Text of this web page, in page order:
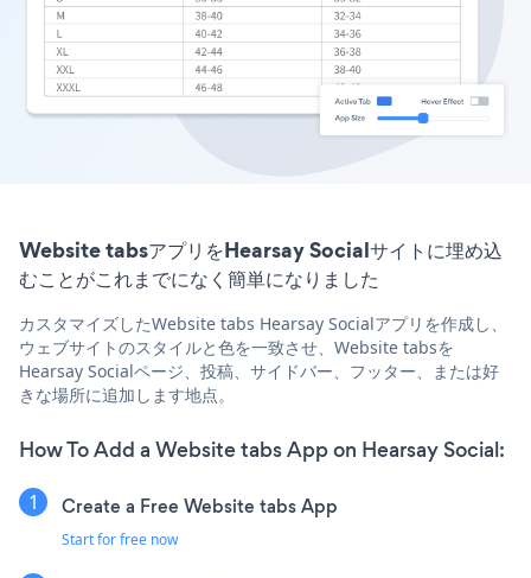
Website tabsアプリをHearsay Socialサイトに埋め込
むことがこれまでになく簡単になりました
カスタマイズしたWebsite tabs Hearsay Socialアプリを作成し、
ウェブサイトのスタイルと色を一致させ、Website tabsを
Hearsay Socialページ、投稿、サイドバー、フッター、または好
きな場所に追加します地点。
How To Add a Website tabs App on Hearsay Social:
Create a Free Website tabs App
Start for free now